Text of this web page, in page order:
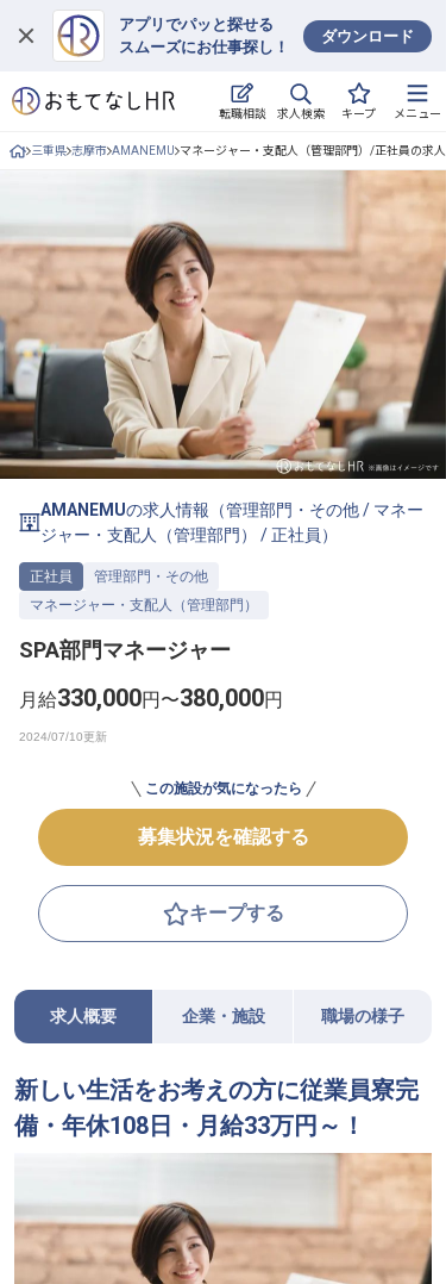
アプリでパッと探せる
スムーズにお仕事探し！
ダウンロード
転職相談 求人検索 キープ メニュー
ログイン
求人・施設を探す
就職・転職 合同説明会
おもてなしHRについて
ご利用の流れ
よくある質問
ホテル・宿泊業界情報コラム
無料 転職サポートに申し込む
採用をお考えの企業様へ
三重県 志摩市 AMANEMU マネージャー・支配人（管理部門）/正社員の求人
AMANEMUの求人情報（管理部門・その他/ マネー
ジャー・支配人（管理部門）
/正社員 ）
正社員
管理部門・その他
マネージャー・支配人（管理部門）
SPA部門マネージャー
月給330,000円〜380,000円
この施設が気になったら
募集状況を確認する
キープする
求人概要 企業・施設 職場の様子
新しい生活をお考えの方に従業員寮完
備・年休108日・月給33万円～！